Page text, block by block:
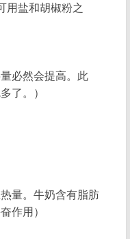
用盐和胡椒粉之
必然会提高。此
了。）
量。牛奶含有脂肪
作用）